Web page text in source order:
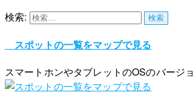
検索:
スポットの一覧をマップで見る
スマートホンやタブレットのOSのバージ